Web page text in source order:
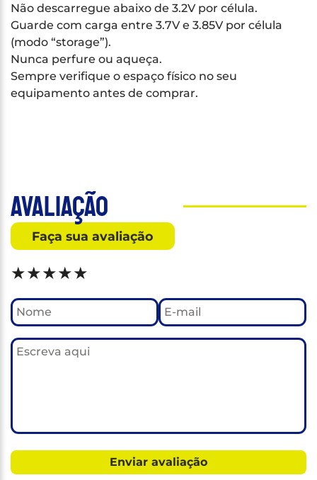
Não descarregue abaixo de 3.2V por célula.
Guarde com carga entre 3.7V e 3.85V por célula
(modo “storage”).
Nunca perfure ou aqueça.
Sempre verifique o espaço físico no seu
equipamento antes de comprar.
Avaliação
Faça sua avaliação
★★★★★